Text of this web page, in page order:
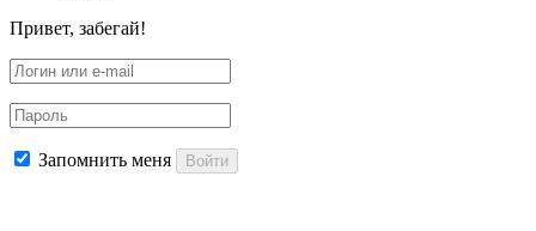
Привет, забегай!
Запомнить меня Войти